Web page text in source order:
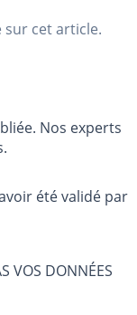
sur cet article.
Nos experts
été validé par
VOS DONNÉES